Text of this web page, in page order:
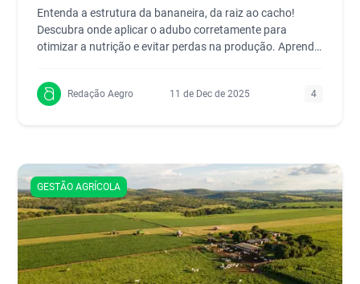
Entenda a estrutura da bananeira, da raiz ao cacho!
Descubra onde aplicar o adubo corretamente para
otimizar a nutrição e evitar perdas na produção. Aprenda
Redação Aegro 11 de Dec de 2025 4
GESTÃO AGRÍCOLA